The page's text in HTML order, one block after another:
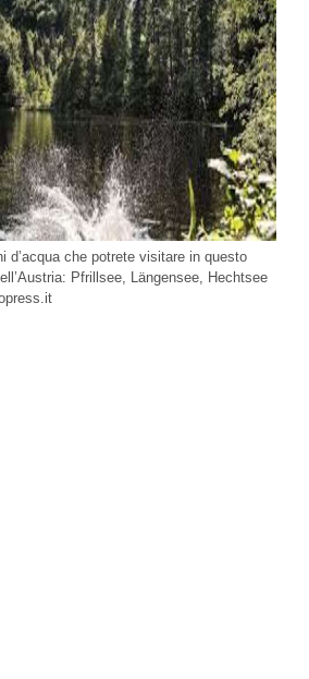
d’acqua che potrete visitare in questo
Pfrillsee, Längensee, Hechtsee